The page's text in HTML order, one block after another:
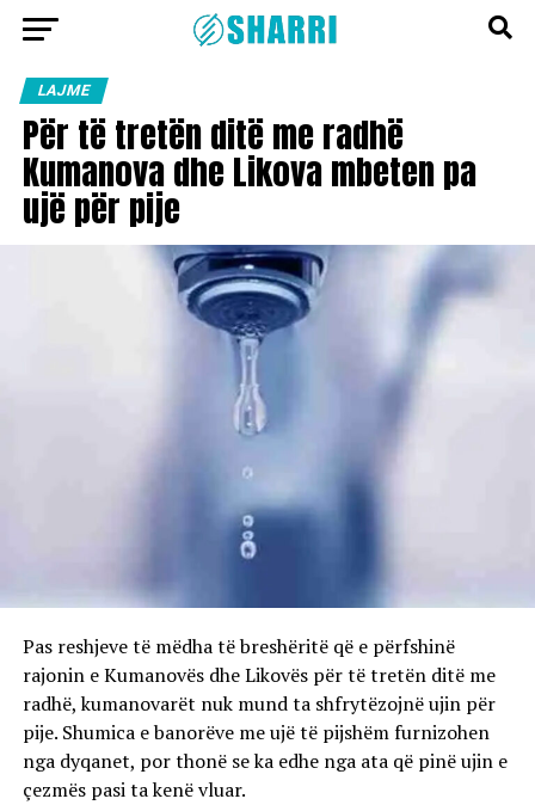
LAJME
Për të tretën ditë me radhë
Kumanova dhe Likova mbeten pa
ujë për pije
Pas reshjeve të mëdha të breshëritë që e përfshinë
rajonin e Kumanovës dhe Likovës për të tretën ditë me
radhë, kumanovarët nuk mund ta shfrytëzojnë ujin për
pije. Shumica e banorëve me ujë të pijshëm furnizohen
nga dyqanet, por thonë se ka edhe nga ata që pinë ujin e
çezmës pasi ta kenë vluar.